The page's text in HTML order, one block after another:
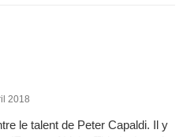
2018
le talent de Peter Capaldi. Il y